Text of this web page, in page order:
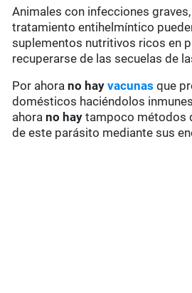
Animales con infecciones
tratamiento entihelmíntico
suplementos nutritivos ricos en
recuperarse de las secuelas de
Por ahorano hayvacunas que
domésticos haciéndolos
ahorano hay tampoco métodos
de este parásito mediante sus